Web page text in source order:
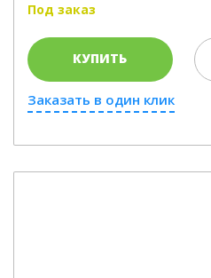
Под заказ
КУПИТЬ
Заказать в один клик